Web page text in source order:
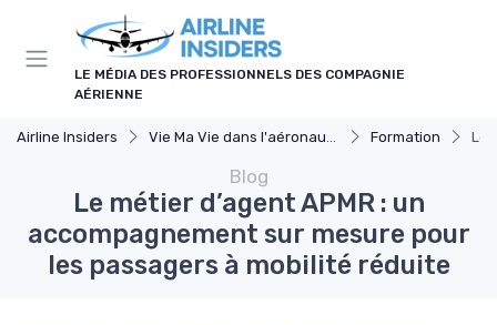
LE MÉDIA DES PROFESSIONNELS DES COMPAGNIE
AÉRIENNE
Airline Insiders Vie Ma Vie dans l'aéronautique Formation Le
Blog
Le métier d’agent APMR : un
accompagnement sur mesure pour
les passagers à mobilité réduite
Panneau de gestion des cookies